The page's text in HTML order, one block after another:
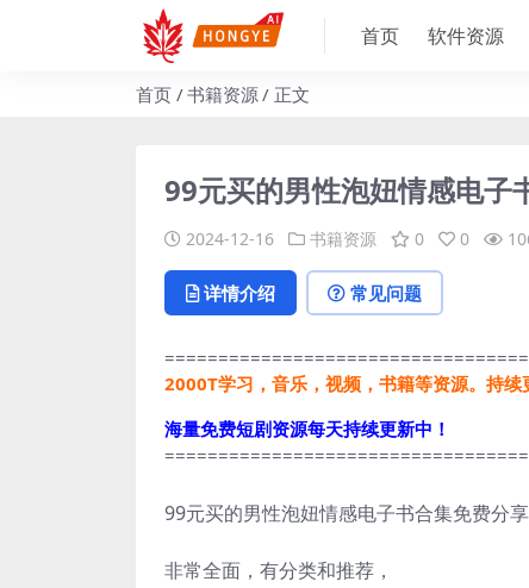
首页 软件资源
首页 书籍资源 正文
99元买的男性泡妞情感电子
2024-12-16 书籍资源 0 0
详情介绍 常见问题
2000T学习，音乐，视频，书籍等资源。持续
海量免费短剧资源每天持续更新中！
99元买的男性泡妞情感电子书合集免费分
非常全面，有分类和推荐，